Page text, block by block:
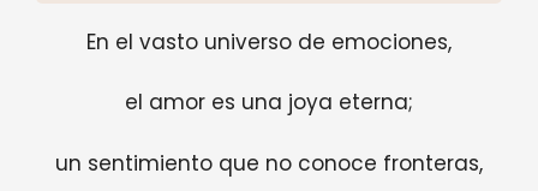
En el vasto universo de emociones,
el amor es una joya eterna;
un sentimiento que no conoce fronteras,